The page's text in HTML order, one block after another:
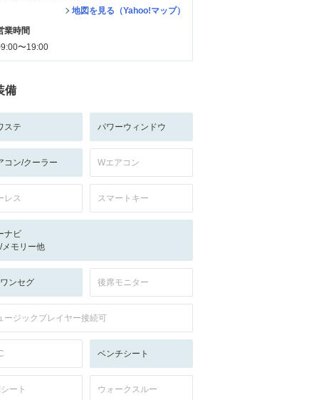
地図を見る（Yahoo!マップ）
業時間
〜19:00
備
ステ パワーウィンドウ
コン/クーラー Wエアコン
レス スマートキー
ナビ
メモリー他
ンセグ 後席モニター
ージックプレイヤー接続可
ベンチシート
ート ウォークスルー